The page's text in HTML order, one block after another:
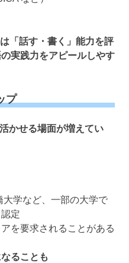
「話す・書く」能力を評
実践力をアピールしやす
プ
かせる場面が増えてい
学など、一部の大学で
定
を要求されることがある
ることも